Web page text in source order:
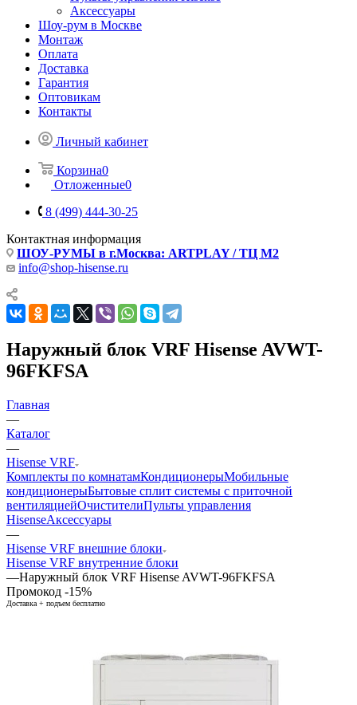
Аксессуары
Шоу-рум в Москве
Монтаж
Оплата
Доставка
Гарантия
Оптовикам
Контакты
Личный кабинет
Корзина0
Отложенные0
8 (499) 444-30-25
Контактная информация
ШОУ-РУМЫ в г.Москва: ARTPLAY / ТЦ М2
info@shop-hisense.ru
Наружный блок VRF Hisense AVWT-
96FKFSA
Главная
—
Каталог
—
Hisense VRF
Комплекты по комнатамКондиционерыМобильные
кондиционерыБытовые сплит системы с приточной
вентиляциейОчистителиПульты управления
HisenseАксессуары
—
Hisense VRF внешние блоки
Hisense VRF внутренние блоки
—Наружный блок VRF Hisense AVWT-96FKFSA
Промокод -15%
Доставка + подъем бесплатно